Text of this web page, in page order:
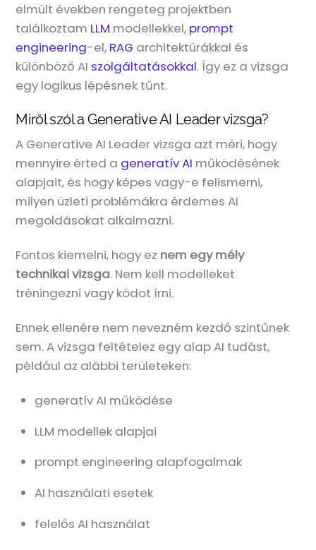
elmúlt években rengeteg projektben
találkoztam LLM modellekkel, prompt
engineering-el, RAG architektúrákkal és
különböző AI szolgáltatásokkal. Így ez a vizsga
egy logikus lépésnek tűnt.
Miről szól a Generative AI Leader vizsga?
A Generative AI Leader vizsga azt méri, hogy
mennyire érted a generatív AI működésének
alapjait, és hogy képes vagy-e felismerni,
milyen üzleti problémákra érdemes AI
megoldásokat alkalmazni.
Fontos kiemelni, hogy ez nem egy mély
technikai vizsga. Nem kell modelleket
tréningezni vagy kódot írni.
Ennek ellenére nem nevezném kezdő szintűnek
sem. A vizsga feltételez egy alap AI tudást,
például az alábbi területeken:
generatív AI működése
LLM modellek alapjai
prompt engineering alapfogalmak
AI használati esetek
felelős AI használat